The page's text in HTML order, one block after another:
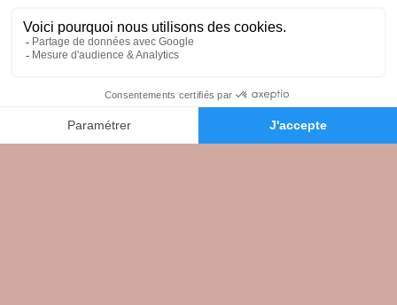
Demande de devis
Guizières
3.7/5 - 3 avis
Organiser des obsèques
Prévoir ses obsèques
Avis de décès
Demande de rendez-vous
en agence